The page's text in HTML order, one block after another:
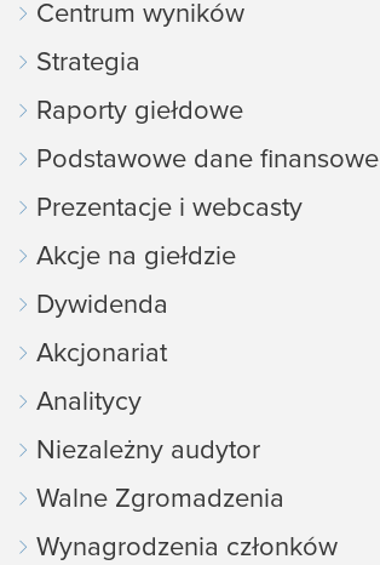
Centrum wyników
Strategia
Raporty giełdowe
Podstawowe dane finansowe
Prezentacje i webcasty
Akcje na giełdzie
Dywidenda
Akcjonariat
Analitycy
Niezależny audytor
Walne Zgromadzenia
Wynagrodzenia członków